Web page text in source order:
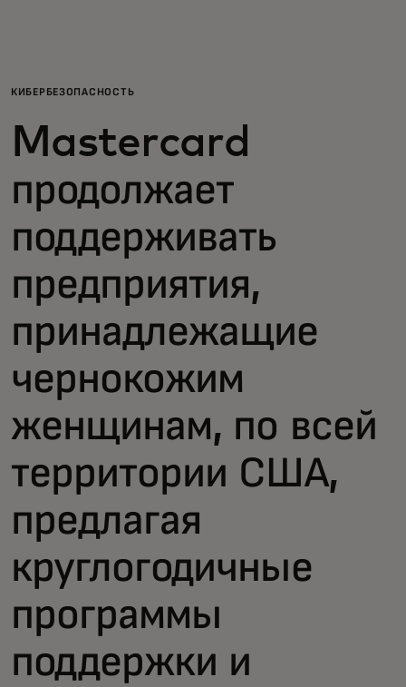
Для бизнеса
Для всего мира
Для новаторов
Новости и тренды
КИБЕРБЕЗОПАСНОСТЬ
Mastercard
продолжает
поддерживать
предприятия,
принадлежащие
чернокожим
женщинам, по всей
территории США,
предлагая
круглогодичные
программы
поддержки и